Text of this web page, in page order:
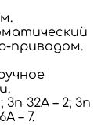
приводом.
32А – 2; 3п
– 7.